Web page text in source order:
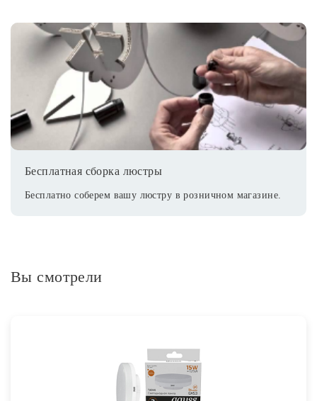
Бесплатная сборка люстры
Бесплатно соберем вашу люстру в розничном магазине.
Вы смотрели